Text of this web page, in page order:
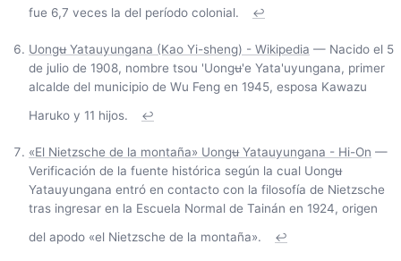
fue 6,7 veces la del período colonial.
↩
Uongʉ Yatauyungana (Kao Yi-sheng) - Wikipedia — Nacido el 5
de julio de 1908, nombre tsou 'Uongʉ'e Yata'uyungana, primer
alcalde del municipio de Wu Feng en 1945, esposa Kawazu
Haruko y 11 hijos.
↩
«El Nietzsche de la montaña» Uongʉ Yatauyungana - Hi-On —
Verificación de la fuente histórica según la cual Uongʉ
Yatauyungana entró en contacto con la filosofía de Nietzsche
tras ingresar en la Escuela Normal de Tainán en 1924, origen
del apodo «el Nietzsche de la montaña».
↩